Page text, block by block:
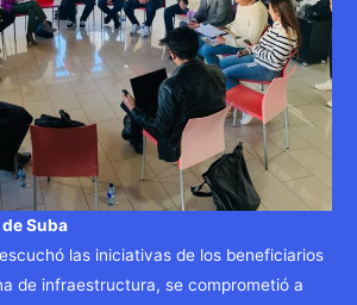
Suba
las iniciativas de los beneficiarios
de infraestructura, se comprometió a